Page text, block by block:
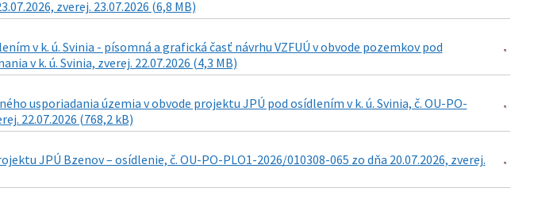
zverej. 23.07.2026 (6,8 MB)
v k. ú. Svinia - písomná a grafická časť návrhu VZFUÚ v obvode pozemkov pod
v k. ú. Svinia, zverej. 22.07.2026 (4,3 MB)
usporiadania územia v obvode projektu JPÚ pod osídlením v k. ú. Svinia, č. OU-PO-
22.07.2026 (768,2 kB)
JPÚ Bzenov – osídlenie, č. OU-PO-PLO1-2026/010308-065 zo dňa 20.07.2026, zverej.